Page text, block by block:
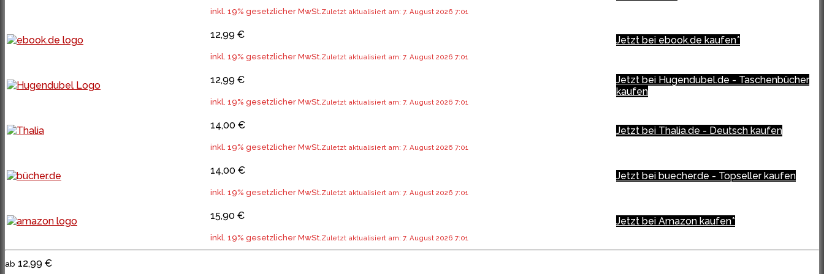
inkl. 19% gesetzlicher MwSt.Zuletzt aktualisiert am: 7. August 2026 7:01
12,99 €
inkl. 19% gesetzlicher MwSt.Zuletzt aktualisiert am: 7. August 2026 7:01
Jetzt bei ebook.de kaufen*
12,99 €
inkl. 19% gesetzlicher MwSt.Zuletzt aktualisiert am: 7. August 2026 7:01
Jetzt bei Hugendubel.de - Taschenbücher
kaufen
14,00 €
inkl. 19% gesetzlicher MwSt.Zuletzt aktualisiert am: 7. August 2026 7:01
Jetzt bei Thalia.de - Deutsch kaufen
14,00 €
inkl. 19% gesetzlicher MwSt.Zuletzt aktualisiert am: 7. August 2026 7:01
Jetzt bei buecher.de - Topseller kaufen
15,90 €
inkl. 19% gesetzlicher MwSt.Zuletzt aktualisiert am: 7. August 2026 7:01
Jetzt bei Amazon kaufen*
ab 12,99 €